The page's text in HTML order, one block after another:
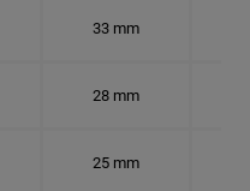
33 mm
28 mm
25 mm